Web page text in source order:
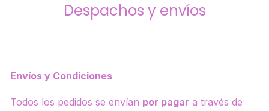
Despachos y envíos
Envíos y Condiciones
Todos los pedidos se envían por pagar a través de